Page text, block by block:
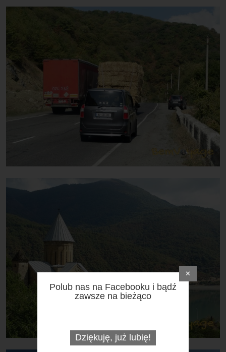
Polub nas na Facebooku i bądź
zawsze na bieżąco
✕
Dziękuję, już lubię!